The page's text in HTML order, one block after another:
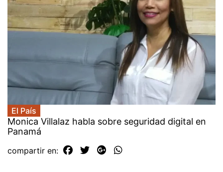
El País
Monica Villalaz habla sobre seguridad digital en
Panamá
compartir en: